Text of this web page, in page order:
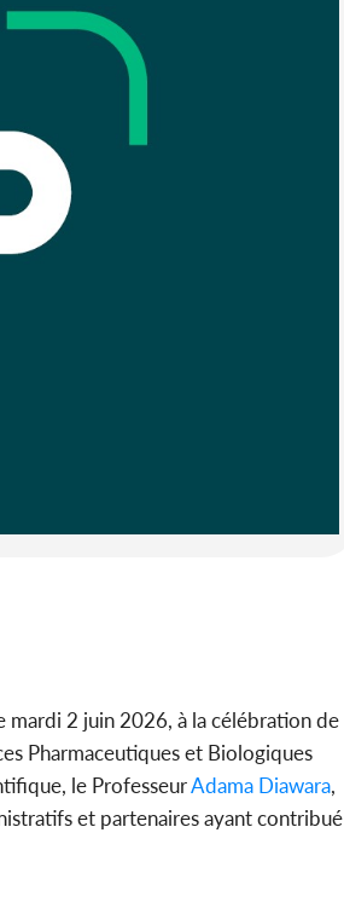
mardi 2 juin 2026, à la célébration de
Pharmaceutiques et Biologiques
le ProfesseurAdama Diawara,
et partenaires ayant contribué
résiduels de cacao, des
sociétés coopératives et